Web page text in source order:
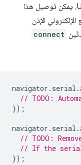
إذا كان منفذ تسلسلي متوفّرًا من خلال جهاز USB، يمكن توصيل هذا
الإذن
connect
navigator . serial .
// TODO:
});
navigator . serial .
// TODO:
// If the serial
});